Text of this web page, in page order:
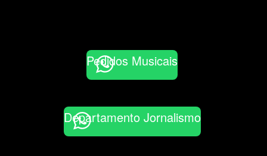
Pedidos Musicais
Departamento Jornalismo